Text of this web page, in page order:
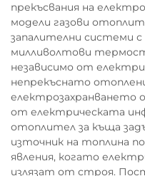
прекъсвания на
модели газови
запалителни системи с
милливолтови
независимо от
непрекъснато
електрозахранването
от електрическата
отоплител за къща
източник на топлина
явления, когато
излязат от строя.